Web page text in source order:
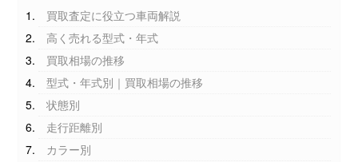
買取査定に役立つ車両解説
高く売れる型式・年式
買取相場の推移
型式・年式別｜買取相場の推移
状態別
走行距離別
カラー別